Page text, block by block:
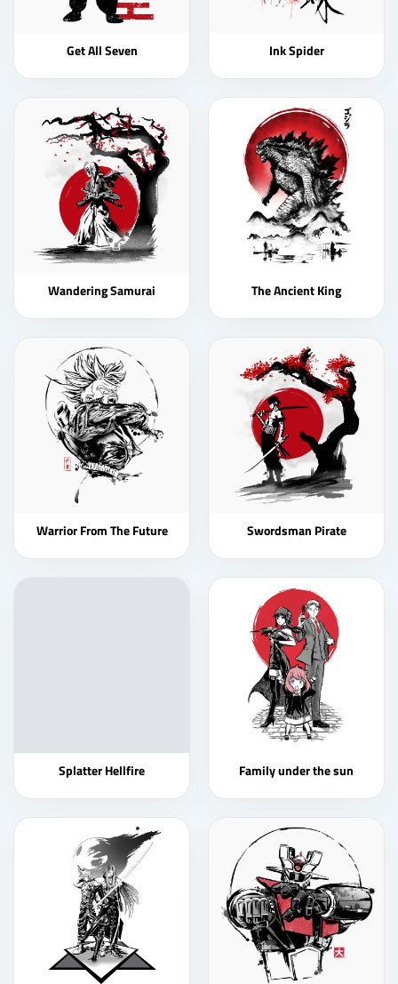
Get All Seven Ink Spider
Wandering Samurai The Ancient King
Warrior From The Future Swordsman Pirate
Splatter Hellfire Family under the sun